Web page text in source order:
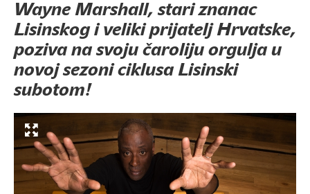
Wayne Marshall, stari znanac
Lisinskog i veliki prijatelj Hrvatske,
poziva na svoju čaroliju orgulja u
novoj sezoni ciklusa Lisinski
subotom!